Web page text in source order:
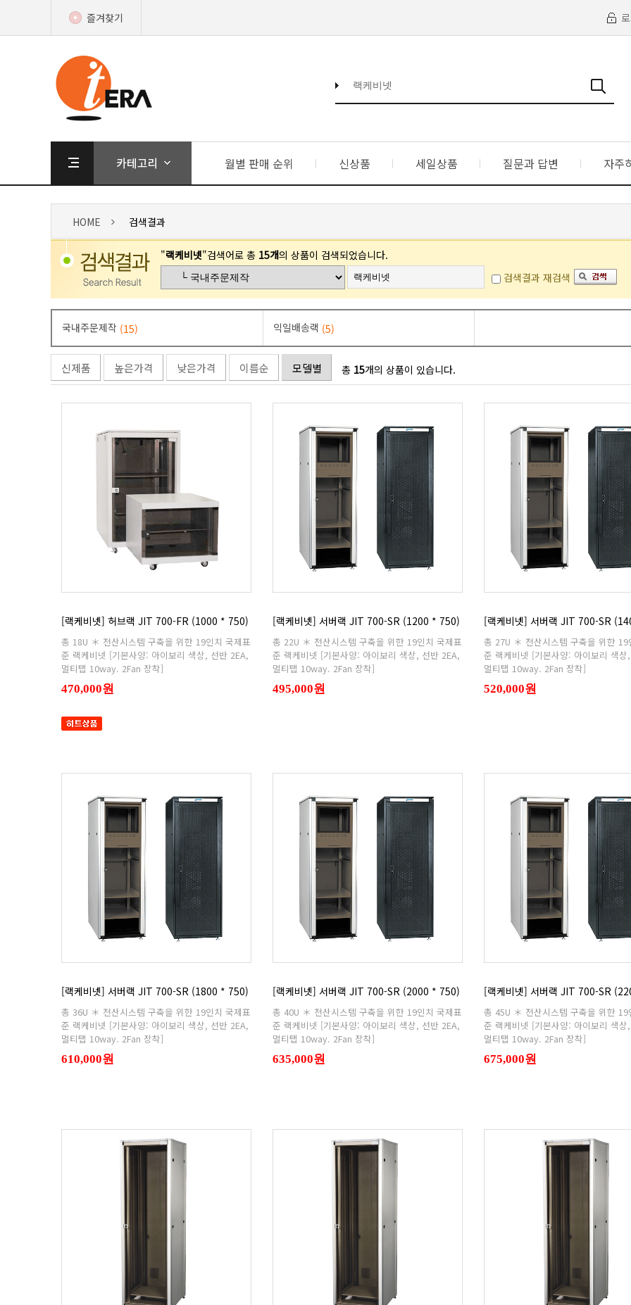
즐겨찾기
월별 판매 순위 신상품 세일상품 질문과 답변 자주
HOME 검색결과
"랙케비넷"검색어로 총 15개의 상품이 검색되었습니다.
검색결과 재검색
국내주문제작 (15) 익일배송랙 (5)
신제품 높은가격 낮은가격 이름순 모델별 총 15개의 상품이 있습니다.
[랙케비넷] 허브랙 JIT 700-FR (1000 * 750)
멀티탭 10way. 2Fan 장착]
470,000원
[랙케비넷] 서버랙 JIT 700-SR (1200 * 750)
멀티탭 10way. 2Fan 장착]
495,000원
[랙케비넷] 서버랙 JIT 700-SR
멀티탭 10way. 2Fan 장착]
520,000원
[랙케비넷] 서버랙 JIT 700-SR (1800 * 750)
멀티탭 10way. 2Fan 장착]
610,000원
[랙케비넷] 서버랙 JIT 700-SR (2000 * 750)
멀티탭 10way. 2Fan 장착]
635,000원
[랙케비넷] 서버랙 JIT 700-SR
멀티탭 10way. 2Fan 장착]
675,000원